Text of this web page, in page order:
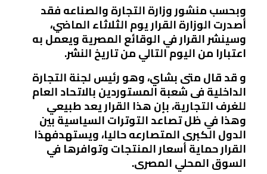
وبحسب منشور وزارة التجارة والصناعه فقد
أصدرت الوزارة القرار يوم الثلاثاء الماضي،
وسينشر القرار في الوقائع المصرية ويعمل به
اعتبارا من اليوم التالي من تاريخ النشر.
و قد قال متى بشاي، وهو رئيس لجنة التجارة
الداخلية فى شعبة المستوردين بالاتحاد العام
للغرف التجارية، بإن هذا القرار يعد طبيعي
وهذا في ظل تصاعد التوترات السياسية بين
الدول الكبرى المتصارعه حاليا، ويستهدفهذا
القرار حماية أسعار المنتجات وتوافرها في
السوق المحلي المصرى.